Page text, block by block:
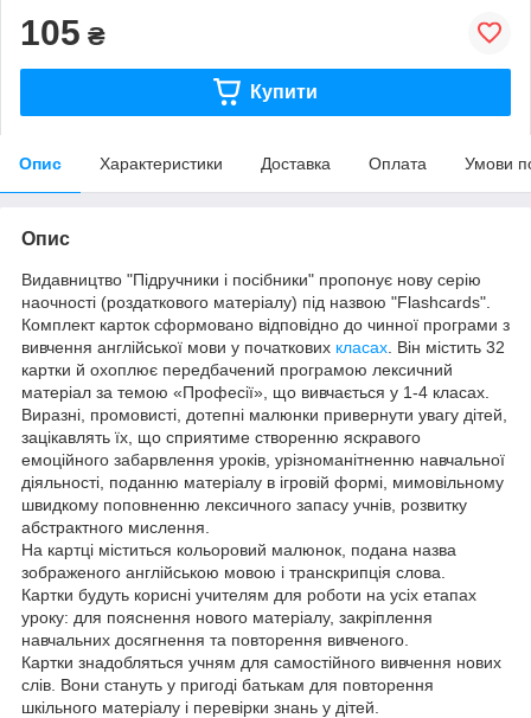
105 ₴
Купити
Опис Характеристики Доставка Оплата Умови
Опис
Видавництво "Підручники і посібники" пропонує нову серію
наочності (роздаткового матеріалу) під назвою "Flashcards".
Комплект карток сформовано відповідно до чинної програми з
вивчення англійської мови у початкових класах . Він містить 32
картки й охоплює передбачений програмою лексичний
матеріал за темою «Професії», що вивчається у 1-4 класах.
Виразні, промовисті, дотепні малюнки привернути увагу дітей,
зацікавлять їх, що сприятиме створенню яскравого
емоційного забарвлення уроків, урізноманітненню навчальної
діяльності, поданню матеріалу в ігровій формі, мимовільному
швидкому поповненню лексичного запасу учнів, розвитку
абстрактного мислення.
На картці міститься кольоровий малюнок, подана назва
зображеного англійською мовою і транскрипція слова.
Картки будуть корисні учителям для роботи на усіх етапах
уроку: для пояснення нового матеріалу, закріплення
навчальних досягнення та повторення вивченого.
Картки знадобляться учням для самостійного вивчення нових
слів. Вони стануть у пригоді батькам для повторення
шкільного матеріалу і перевірки знань у дітей.